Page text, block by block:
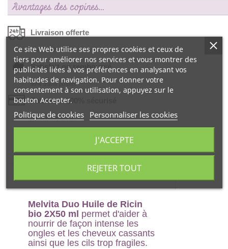
Avantages des copines…
Livraison offerte
dés 55€ d‘achat !
Satisfait ou remboursé
99% d‘avis positifs
Paiement 100% sécurisé
par la Banque CIC
Melvita Duo Huile de Ricin
bio 2X50 ml permet d'aider à
nourrir de façon intense les
ongles et les cheveux cassants
ainsi que les cils trop fragiles.
Ce site Web utilise ses propres cookies et ceux de
tiers pour améliorer nos services et vous montrer des
publicités liées à vos préférences en analysant vos
habitudes de navigation. Pour donner votre
consentement à son utilisation, appuyez sur le
bouton Accepter.
Politique de cookies Personnaliser les cookies
REJETER TOUT
J'ACCEPTE